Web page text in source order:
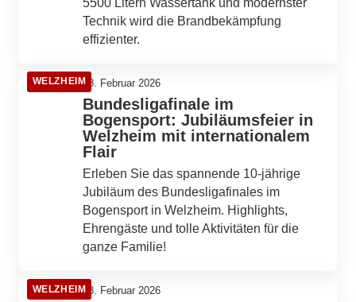
Technik wird die Brandbekämpfung
effizienter.
WELZHEIM28. Februar 2026
Bundesligafinale im
Bogensport: Jubiläumsfeier in
Welzheim mit internationalem
Flair
Erleben Sie das spannende 10-jährige
Jubiläum des Bundesligafinales im
Bogensport in Welzheim. Highlights,
Ehrengäste und tolle Aktivitäten für die
ganze Familie!
WELZHEIM28. Februar 2026